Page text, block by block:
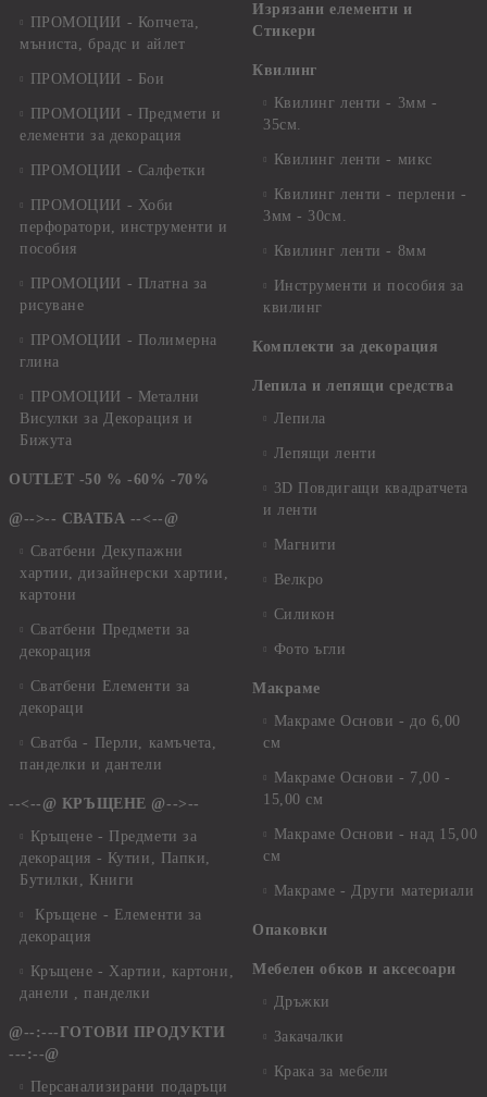
ПРОМОЦИИ - Копчета,
мъниста, брадс и айлет
ПРОМОЦИИ - Бои
ПРОМОЦИИ - Предмети и
елементи за декорация
ПРОМОЦИИ - Салфетки
ПРОМОЦИИ - Хоби
перфоратори, инструменти и
пособия
ПРОМОЦИИ - Платна за
рисуване
ПРОМОЦИИ - Полимерна
глина
ПРОМОЦИИ - Метални
Висулки за Декорация и
Бижута
OUTLET -50 % -60% -70%
@-->-- СВАТБА --<--@
Сватбени Декупажни
хартии, дизайнерски хартии,
картони
Сватбени Предмети за
декорация
Сватбени Елементи за
декораци
Сватба - Перли, камъчета,
панделки и дантели
--<--@ КРЪЩЕНЕ @-->--
Кръщене - Предмети за
декорация - Кутии, Папки,
Бутилки, Книги
Кръщене - Елементи за
декорация
Кръщене - Хартии, картони,
данели , панделки
@--:---ГОТОВИ ПРОДУКТИ
---:--@
Персанализирани подаръци
Изрязани елементи и
Стикери
Квилинг
Квилинг ленти - 3мм -
35см.
Квилинг ленти - микс
Квилинг ленти - перлени -
3мм - 30см.
Квилинг ленти - 8мм
Инструменти и пособия за
квилинг
Комплекти за декорация
Лепила и лепящи средства
Лепила
Лепящи ленти
3D Повдигащи квадратчета
и ленти
Магнити
Велкро
Силикон
Фото ъгли
Макраме
Макраме Основи - до 6,00
см
Макраме Основи - 7,00 -
15,00 см
Макраме Основи - над 15,00
см
Макраме - Други материали
Опаковки
Мебелен обков и аксесоари
Дръжки
Закачалки
Крака за мебели